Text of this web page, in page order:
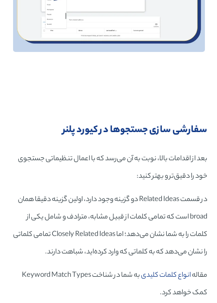
سفارشی سازی جستجوها در کیورد پلنر
بعد از اقدامات بالا، نوبت به آن می‌رسد که با اعمال تنظیماتی جستجوی
خود را دقیق‌تر و بهتر کنید:
در قسمت Related Ideas دو گزینه وجود دارد، اولین گزینه دقیقا همان
broad است که تمامی کلمات از قبیل مشابه، مترادف و شامل یکی از
کلمات را به شما نشان می‌دهد؛ اما Closely Related Ideas تمامی کلماتی
را نشان می‌دهد که به کلماتی که وارد کرده‌اید، شباهت دارند.
مقالهانواع کلمات کلیدی
به شما در شناخت Keyword Match Types
کمک خواهد کرد.